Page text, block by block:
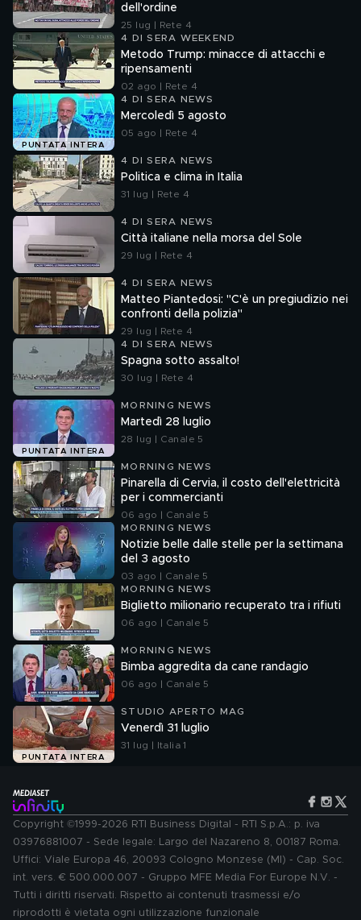
dell'ordine
25 lug | Rete 4
4 DI SERA WEEKEND
Metodo Trump: minacce di attacchi e
ripensamenti
02 ago | Rete 4
PUNTATA INTERA
4 DI SERA NEWS
Mercoledì 5 agosto
05 ago | Rete 4
4 DI SERA NEWS
Politica e clima in Italia
31 lug | Rete 4
4 DI SERA NEWS
Città italiane nella morsa del Sole
29 lug | Rete 4
4 DI SERA NEWS
Matteo Piantedosi: "C'è un pregiudizio nei
confronti della polizia"
29 lug | Rete 4
4 DI SERA NEWS
Spagna sotto assalto!
30 lug | Rete 4
PUNTATA INTERA
MORNING NEWS
Martedì 28 luglio
28 lug | Canale 5
MORNING NEWS
Pinarella di Cervia, il costo dell'elettricità
per i commercianti
06 ago | Canale 5
MORNING NEWS
Notizie belle dalle stelle per la settimana
del 3 agosto
03 ago | Canale 5
MORNING NEWS
Biglietto milionario recuperato tra i rifiuti
06 ago | Canale 5
MORNING NEWS
Bimba aggredita da cane randagio
06 ago | Canale 5
PUNTATA INTERA
STUDIO APERTO MAG
Venerdì 31 luglio
31 lug | Italia 1
Copyright ©1999-2026 RTI Business Digital - RTI S.p.A.: p. iva
03976881007 - Sede legale: Largo del Nazareno 8, 00187 Roma.
Uffici: Viale Europa 46, 20093 Cologno Monzese (MI) - Cap. Soc.
int. vers. € 500.000.007 - Gruppo MFE Media For Europe N.V. -
Tutti i diritti riservati. Rispetto ai contenuti trasmessi e/o
riprodotti è vietata ogni utilizzazione funzionale